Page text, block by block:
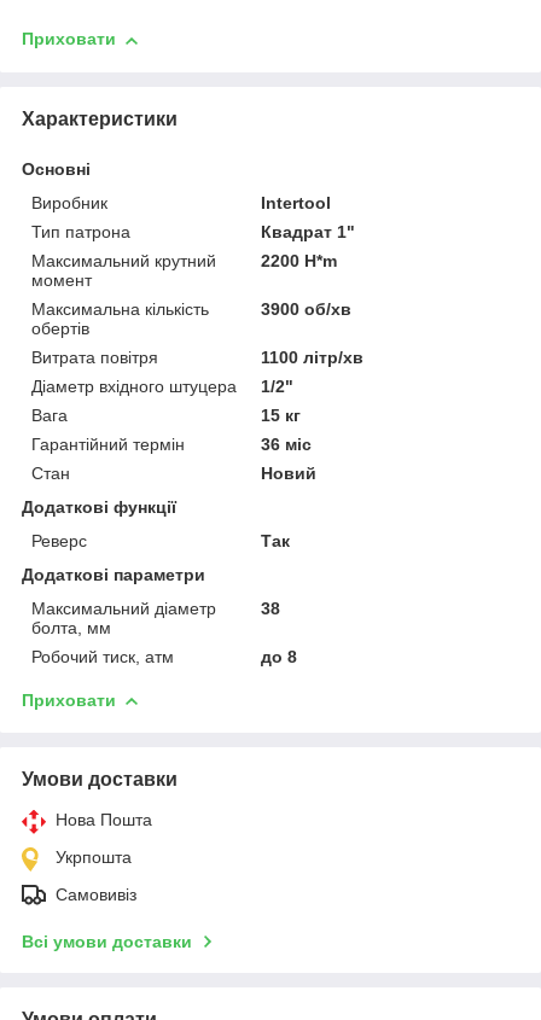
Приховати
Характеристики
Основні
Виробник
Intertool
Тип патрона
Квадрат 1"
Максимальний крутний
момент
2200 H*m
Максимальна кількість
обертів
3900 об/хв
Витрата повітря
1100 літр/хв
Діаметр вхідного штуцера
1/2"
Вага
15 кг
Гарантійний термін
36 міс
Стан
Новий
Додаткові функції
Реверс
Так
Додаткові параметри
Максимальний діаметр
болта, мм
38
Робочий тиск, атм до 8
Приховати
Умови доставки
Нова Пошта
Укрпошта
Самовивіз
Всі умови доставки